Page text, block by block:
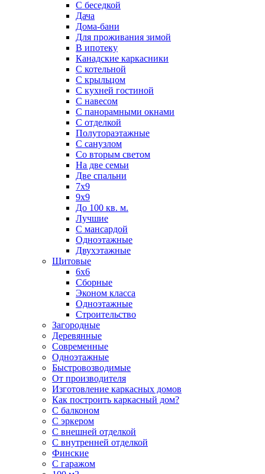
С беседкой
Дача
Дома-бани
Для проживания зимой
В ипотеку
Канадские каркасники
С котельной
С крыльцом
С кухней гостиной
С навесом
С панорамными окнами
С отделкой
Полутораэтажные
С санузлом
Со вторым светом
На две семьи
Две спальни
7х9
9х9
До 100 кв. м.
Лучшие
С мансардой
Одноэтажные
Двухэтажные
Щитовые
6х6
Сборные
Эконом класса
Одноэтажные
Строительство
Загородные
Деревянные
Современные
Одноэтажные
Быстровозводимые
От производителя
Изготовление каркасных домов
Как построить каркасный дом?
С балконом
С эркером
С внешней отделкой
С внутренней отделкой
Финские
С гаражом